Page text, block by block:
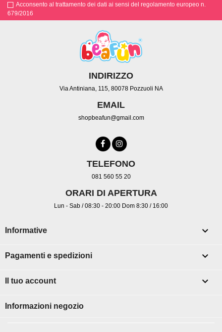
Acconsento al trattamento dei dati ai sensi del regolamento europeo n.
679/2016
INDIRIZZO
Via Antiniana, 115, 80078 Pozzuoli NA
EMAIL
shopbeafun@gmail.com
TELEFONO
081 560 55 20
ORARI DI APERTURA
Lun - Sab / 08:30 - 20:00 Dom 8:30 / 16:00
Informative 
Pagamenti e spedizioni 
Il tuo account 
Informazioni negozio